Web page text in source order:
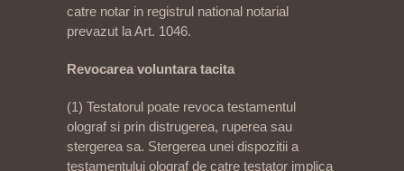
catre notar in registrul national notarial
prevazut la Art. 1046.
Revocarea voluntara tacita
(1) Testatorul poate revoca testamentul
olograf si prin distrugerea, ruperea sau
stergerea sa. Stergerea unei dispozitii a
testamentului olograf de catre testator implica